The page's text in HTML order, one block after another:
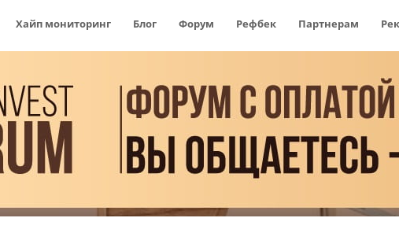
Хайп мониторинг Блог Форум Рефбек Партнерам